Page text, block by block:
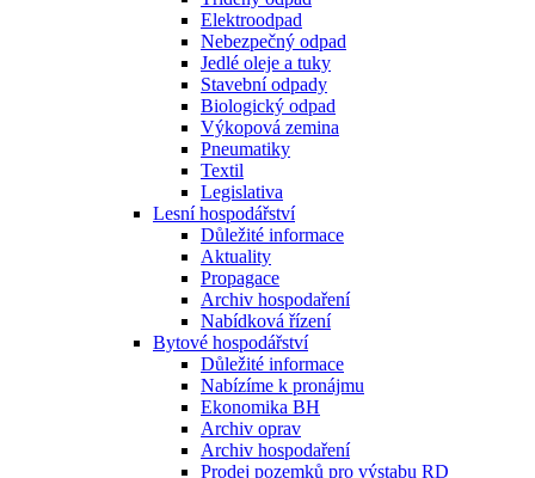
Elektroodpad
Nebezpečný odpad
Jedlé oleje a tuky
Stavební odpady
Biologický odpad
Výkopová zemina
Pneumatiky
Textil
Legislativa
Lesní hospodářství
Důležité informace
Aktuality
Propagace
Archiv hospodaření
Nabídková řízení
Bytové hospodářství
Důležité informace
Nabízíme k pronájmu
Ekonomika BH
Archiv oprav
Archiv hospodaření
Prodej pozemků pro výstabu RD